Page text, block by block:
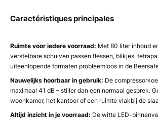
Caractéristiques principales
Ruimte voor iedere voorraad: Met 80 liter inhoud
verstelbare schuiven passen flessen, blikjes,
uiteenlopende formaten probleemloos in de
Nauwelijks hoorbaar in gebruik: De
maximaal 41 dB – stiller dan een normaal gesprek.
woonkamer, het kantoor of een ruimte vlakbij de
Altijd inzicht in je voorraad: De witte LED-